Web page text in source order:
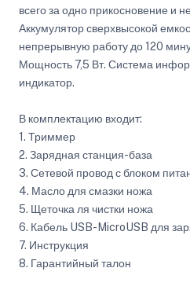
всего за одно прикосновение и
Аккумулятор сверхвысокой
непрерывную работу до 120
Мощность 7,5 Вт. Система
индикатор.
В комплектацию входит:
1. Триммер
2. Зарядная станция-база
3. Сетевой провод с блоком
4. Масло для смазки ножа
5. Щеточка ля чистки ножа
6. Кабель USB-MicroUSB для
7. Инструкция
8. Гарантийный талон